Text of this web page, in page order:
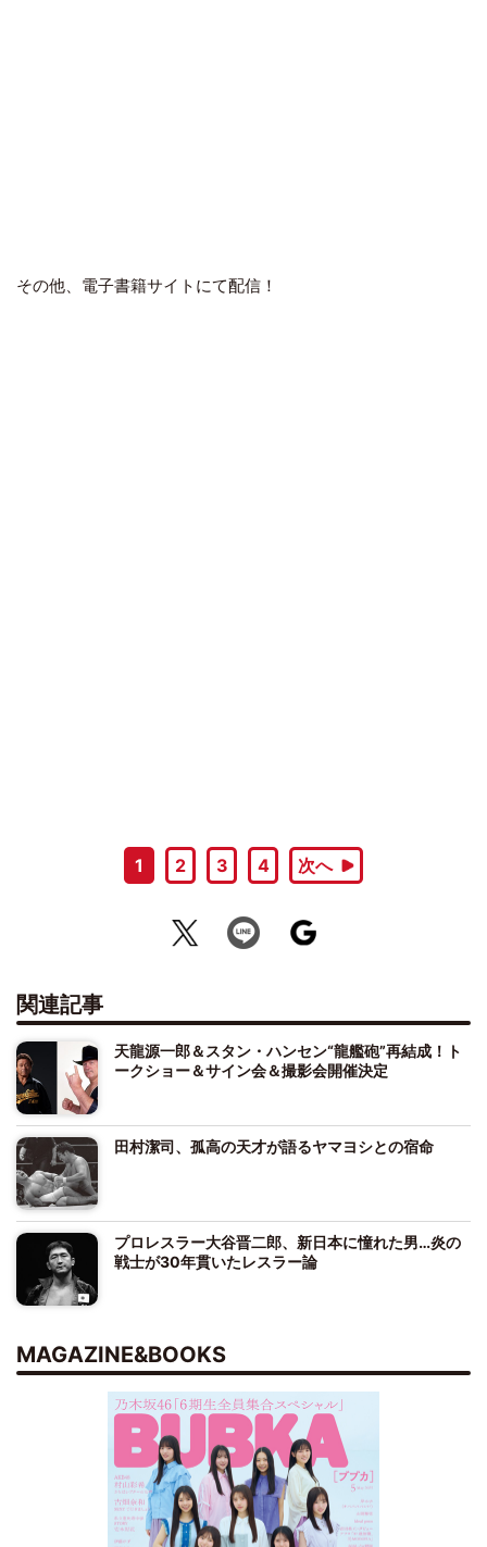
その他、電子書籍サイトにて配信！
1 2 3 4 次へ
関連記事
天龍源一郎＆スタン・ハンセン“龍艦砲”再結成！ト
ークショー＆サイン会＆撮影会開催決定
田村潔司、孤高の天才が語るヤマヨシとの宿命
プロレスラー大谷晋二郎、新日本に憧れた男…炎の
戦士が30年貫いたレスラー論
MAGAZINE&BOOKS